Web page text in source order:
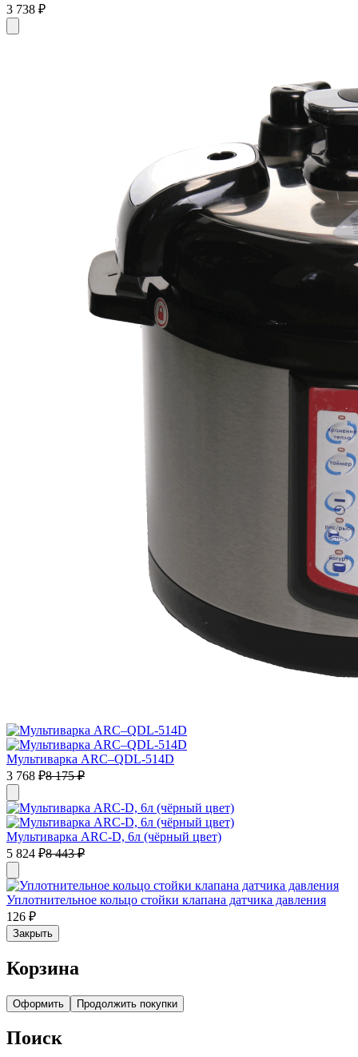
3 738 ₽
Мультиварка ARC–QDL-514D
3 768 ₽8 175₽
Мультиварка ARC-D, 6л (чёрный цвет)
5 824 ₽8 443₽
Уплотнительное кольцо стойки клапана датчика давления
126 ₽
Закрыть
Корзина
Оформить Продолжить покупки
Поиск